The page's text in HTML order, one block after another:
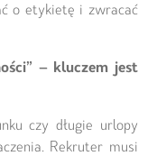
o etykietę i zwracać
– kluczem jest
czy długie urlopy
Rekruter musi